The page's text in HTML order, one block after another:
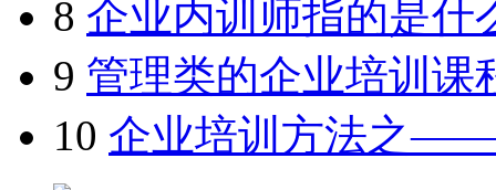
8 企业内训师指的是什
9 管理类的企业培训课
10 企业培训方法之